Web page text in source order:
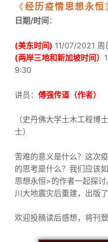
《经历疫情思想永恒
日期/时间 ：
(美东时间) 11/07/2021 周
(两岸三地和新加坡时间）
9:30
讲员： 傅强传道（作者）
（史丹佛大学土木工程博
士）
苦难的意义是什么？这次
的思考是什么？我们应该
思想永恒>的作者一起探讨
川大地震灾后重建，出版
欢迎投稿读后感想，将刊